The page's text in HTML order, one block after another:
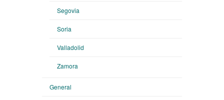
Segovia
Soria
Valladolid
Zamora
General